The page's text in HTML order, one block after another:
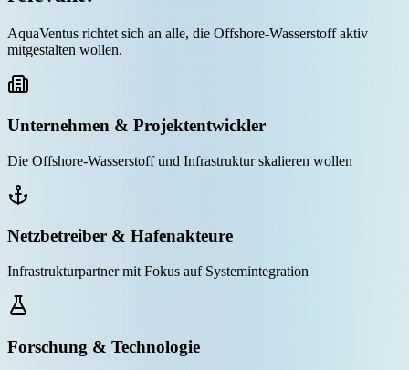
AquaVentus richtet sich an alle, die Offshore-Wasserstoff aktiv
mitgestalten wollen.
Unternehmen & Projektentwickler
Die Offshore-Wasserstoff und Infrastruktur skalieren wollen
Netzbetreiber & Hafenakteure
Infrastrukturpartner mit Fokus auf Systemintegration
Forschung & Technologie